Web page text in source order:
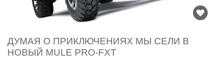
ДУМАЯ О ПРИКЛЮЧЕНИЯХ МЫ СЕЛИ В
НОВЫЙ MULE PRO-FXT